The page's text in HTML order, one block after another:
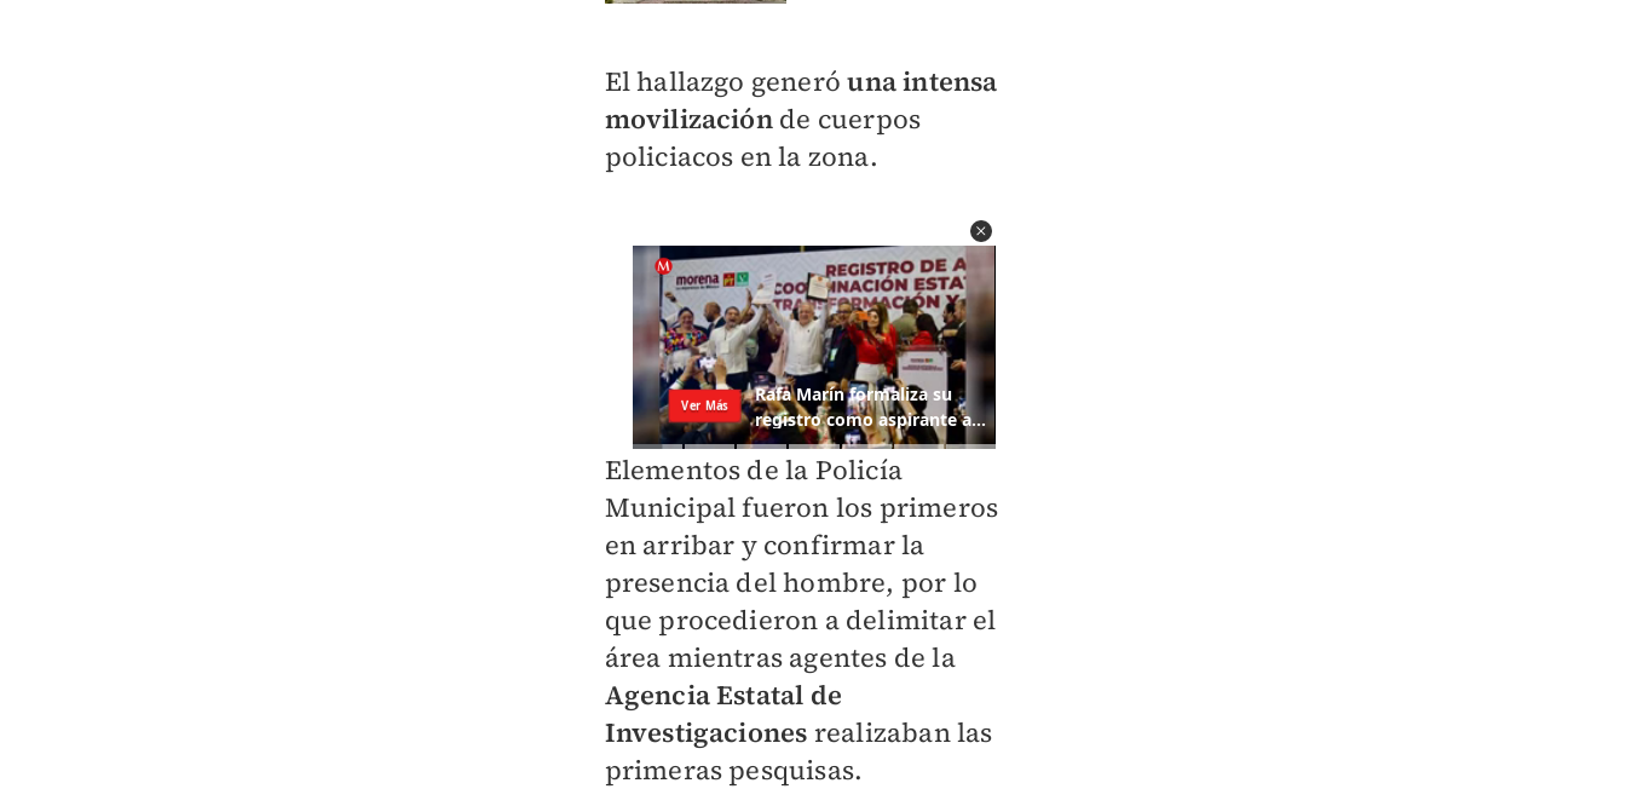
El hallazgo generóuna intensa
movilizaciónde cuerpos
policiacos en la zona.
Elementos de la Policía
Municipal fueron los primeros
en arribar y confirmar la
presencia del hombre, por lo
que procedieron a delimitar el
área mientras agentes de la
Agencia Estatal de
Investigaciones realizaban las
primeras pesquisas.